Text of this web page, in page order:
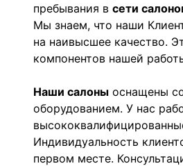
пребывания в сети
Мы знаем, что наши
на наивысшее качество.
компонентов нашей
Наши салоны оснащены
оборудованием. У нас
Индивидуальность
первом месте.